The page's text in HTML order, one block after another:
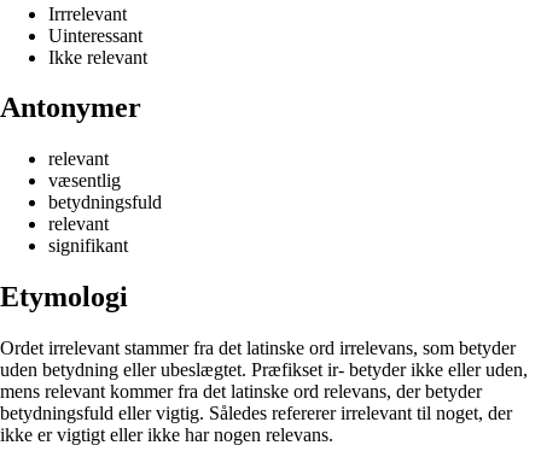
Irrrelevant
Uinteressant
Ikke relevant
Antonymer
relevant
væsentlig
betydningsfuld
relevant
signifikant
Etymologi
Ordet irrelevant stammer fra det latinske ord irrelevans, som betyder
uden betydning eller ubeslægtet. Præfikset ir- betyder ikke eller uden,
mens relevant kommer fra det latinske ord relevans, der betyder
betydningsfuld eller vigtig. Således refererer irrelevant til noget, der
ikke er vigtigt eller ikke har nogen relevans.